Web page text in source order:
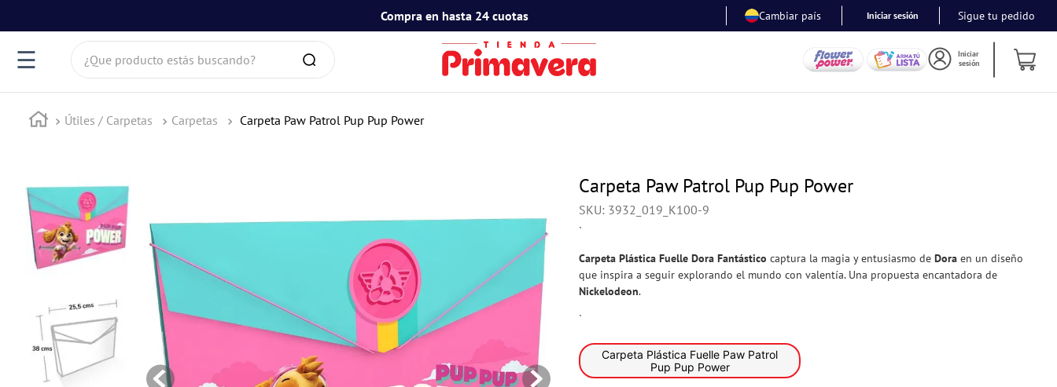
Compra en hasta 24 cuotas Tus Personajes Favoritos
Cambiar país Iniciar sesión Sigue tu pedido
☰ ¿Que producto estás buscando?
Iniciar
sesión
Útiles / Carpetas Carpetas Carpeta Paw Patrol Pup Pup Power
Carpeta Paw Patrol Pup Pup Power
SKU: 3932_019_K100-9
`
Carpeta Plástica Fuelle Dora Fantástico captura la magia y entusiasmo de Dora en un diseño
que inspira a seguir explorando el mundo con valentía. Una propuesta encantadora de
Nickelodeon.
`
Carpeta Plástica Fuelle Paw Patrol
Pup Pup Power
TÉRMINOS MÁS BUSCADOS
1.
toy story
6.
minnie mouse
.
spidey
8.
barbie
9
flower power